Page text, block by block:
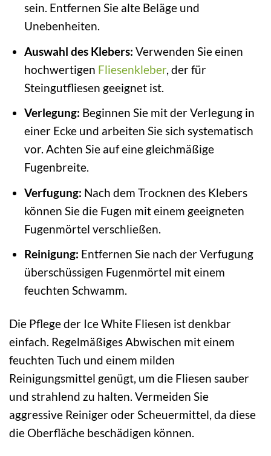
sein. Entfernen Sie alte Beläge und
Unebenheiten.
Auswahl des Klebers: Verwenden Sie einen
hochwertigen Fliesenkleber, der für
Steingutfliesen geeignet ist.
Verlegung: Beginnen Sie mit der Verlegung in
einer Ecke und arbeiten Sie sich systematisch
vor. Achten Sie auf eine gleichmäßige
Fugenbreite.
Verfugung: Nach dem Trocknen des Klebers
können Sie die Fugen mit einem geeigneten
Fugenmörtel verschließen.
Reinigung: Entfernen Sie nach der Verfugung
überschüssigen Fugenmörtel mit einem
feuchten Schwamm.
Die Pflege der Ice White Fliesen ist denkbar
einfach. Regelmäßiges Abwischen mit einem
feuchten Tuch und einem milden
Reinigungsmittel genügt, um die Fliesen sauber
und strahlend zu halten. Vermeiden Sie
aggressive Reiniger oder Scheuermittel, da diese
die Oberfläche beschädigen können.